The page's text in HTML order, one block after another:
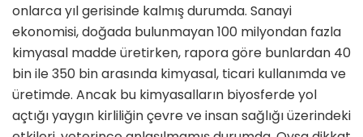
onlarca yıl gerisinde kalmış durumda. Sanayi
ekonomisi, doğada bulunmayan 100 milyondan fazla
kimyasal madde üretirken, rapora göre bunlardan 40
bin ile 350 bin arasında kimyasal, ticari kullanımda ve
üretimde. Ancak bu kimyasalların biyosferde yol
açtığı yaygın kirliliğin çevre ve insan sağlığı üzerindeki